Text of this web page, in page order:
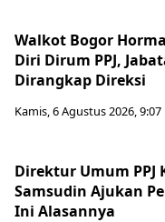
Walkot Bogor
Diri Dirum PPJ,
Dirangkap Direksi
Kamis, 6 Agustus 2026, 9:07
Direktur Umum PPJ
Samsudin Ajukan
Ini Alasannya